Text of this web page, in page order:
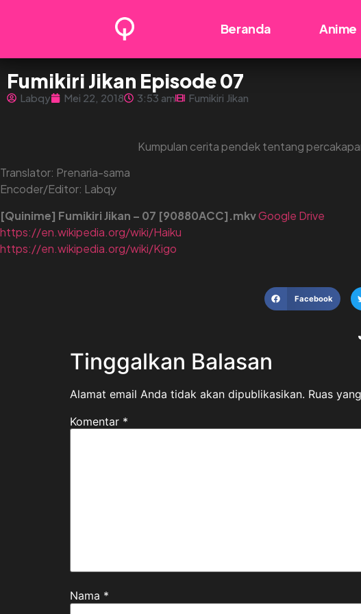
Beranda Anime
Fumikiri Jikan Episode 07
Labqy Mei 22, 2018 3:53 am Fumikiri Jikan
Kumpulan cerita pendek tentang
Translator: Prenaria-sama
Encoder/Editor: Labqy
[Quinime] Fumikiri Jikan – 07 [90880ACC].mkvGoogle Drive
https://en.wikipedia.org/wiki/Haiku
https://en.wikipedia.org/wiki/Kigo
Facebook
Tinggalkan Balasan
Alamat email Anda tidak akan dipublikasikan. Ruas
Komentar *
Nama *